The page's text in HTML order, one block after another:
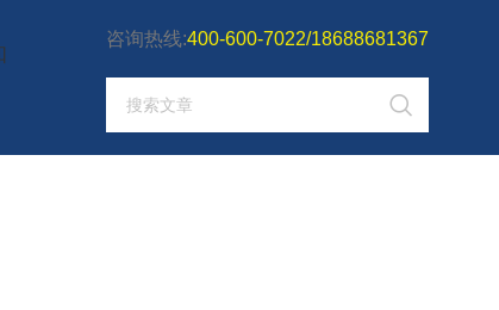
咨询热线:400-600-7022/18688681367